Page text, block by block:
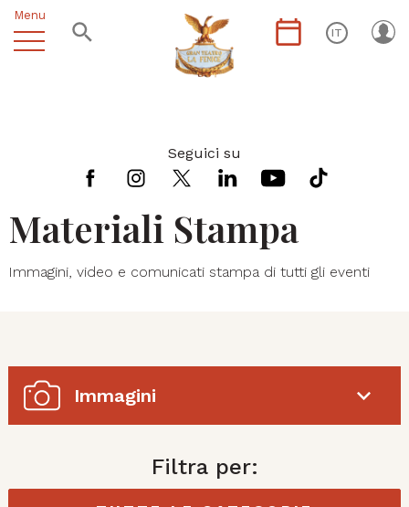
Menu
IT
Seguici su
Materiali Stampa
Immagini, video e comunicati stampa di tutti gli eventi
Immagini
Filtra per: